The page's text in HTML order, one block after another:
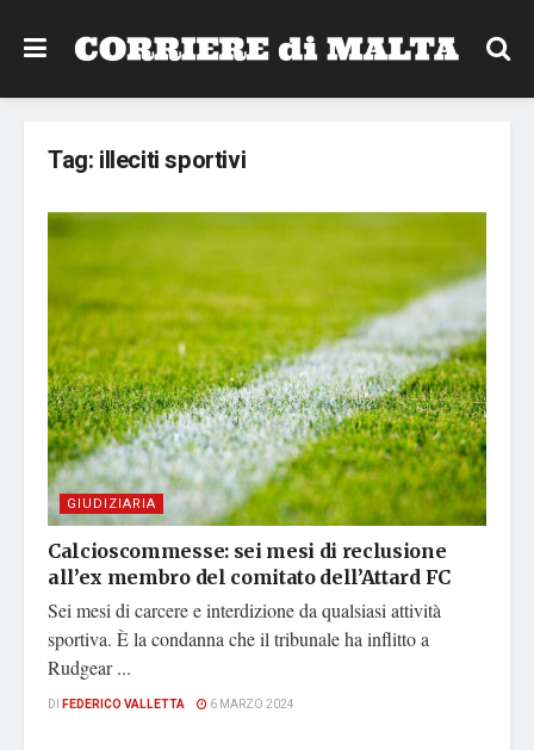
Tag: illeciti sportivi
GIUDIZIARIA
Calcioscommesse: sei mesi di reclusione
all’ex membro del comitato dell’Attard FC
Sei mesi di carcere e interdizione da qualsiasi attività
sportiva. È la condanna che il tribunale ha inflitto a
Rudgear ...
DI FEDERICO VALLETTA 6 MARZO 2024